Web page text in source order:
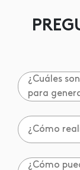
¿Cuáles
para
¿Cómo
¿Cómo